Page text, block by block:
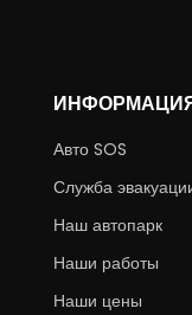
Авто SOS
Служба
Наш автопарк
Наши работы
Наши цены